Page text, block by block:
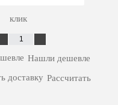
клик
Нашли дешевле
Рассчитать